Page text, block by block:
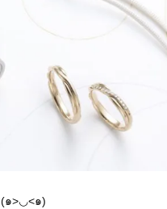
(๑>◡<๑)